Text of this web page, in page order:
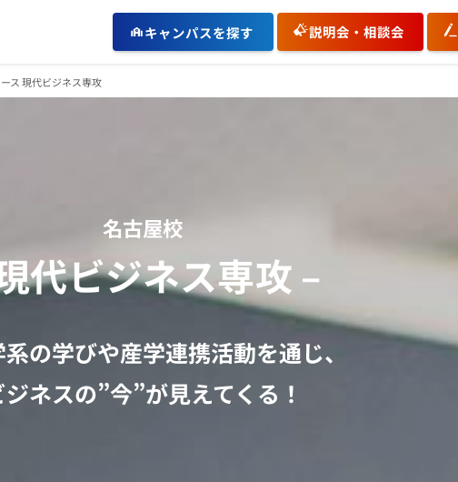
キャンパスを探す 説明会・相談会
ス 現代ビジネス専攻
名古屋校
代ビジネス専攻 –
の学びや産学連携活動を通じ、
ジネスの”今”が見えてくる！